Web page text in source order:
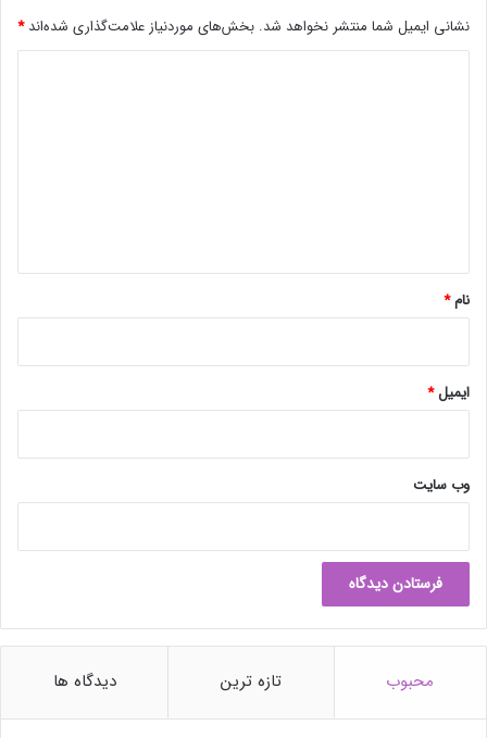
د
ل
ب
ک
ر
نشانی ایمیل شما منتشر نخواهد شد. بخش‌های موردنیاز علامت‌گذاری شده‌اند*
نام*
ایمیل*
وب‌ سایت
محبوب تازه ترین دیدگاه ها